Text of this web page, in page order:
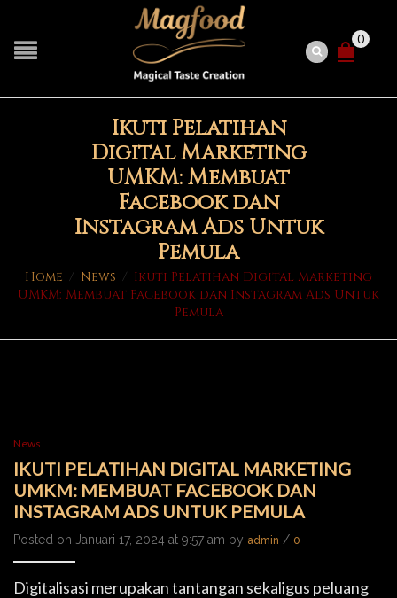
0
Ikuti Pelatihan
Digital Marketing
UMKM: Membuat
Facebook dan
Instagram Ads Untuk
Pemula
Home / News / Ikuti Pelatihan Digital Marketing
UMKM: Membuat Facebook dan Instagram Ads Untuk
Pemula
News
IKUTI PELATIHAN DIGITAL MARKETING
UMKM: MEMBUAT FACEBOOK DAN
INSTAGRAM ADS UNTUK PEMULA
Posted on Januari 17, 2024 at 9:57 am by admin / 0
Digitalisasi merupakan tantangan sekaligus peluang